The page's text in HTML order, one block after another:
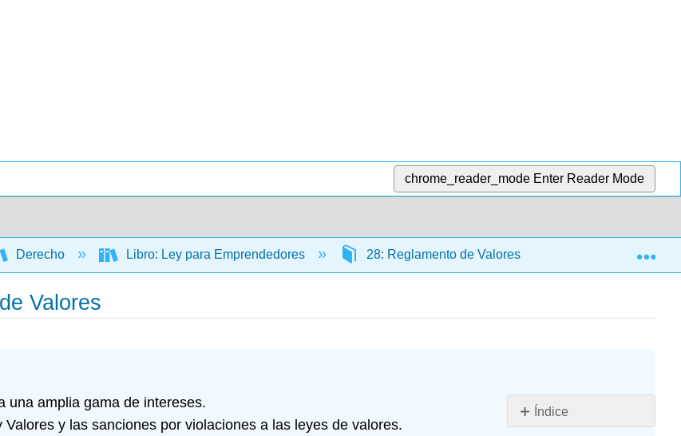
chrome_reader_mode Enter Reader Mode
Derecho Libro: Ley para Emprendedores 28: Reglamento de Valores 28.2: La
Valores
Índice
una amplia gama de intereses.
y las sanciones por violaciones a las leyes de valores.